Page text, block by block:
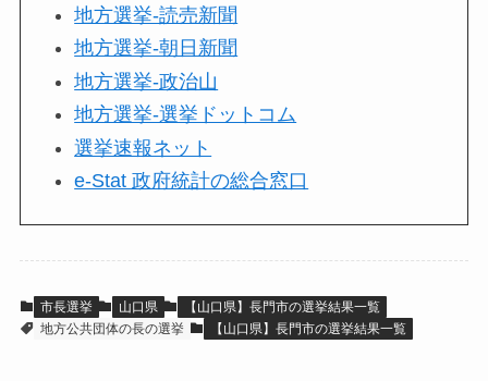
地方選挙-読売新聞
地方選挙-朝日新聞
地方選挙-政治山
地方選挙-選挙ドットコム
選挙速報ネット
e-Stat 政府統計の総合窓口
市長選挙 山口県
【山口県】長門市の選挙結果一覧
地方公共団体の長の選挙
【山口県】長門市の選挙結果一覧